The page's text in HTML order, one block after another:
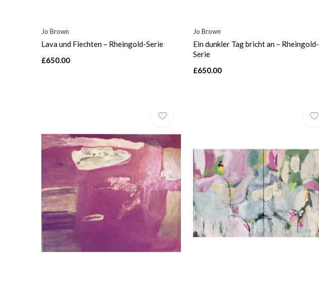
Jo Brown
Lava und Flechten – Rheingold-Serie
£650.00
Jo Brown
Ein dunkler Tag bricht an – Rheingold-
Serie
£650.00